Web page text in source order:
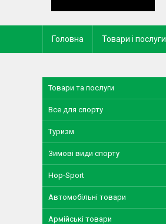
Головна Товари і послуги
Товари та послуги
Все для спорту
Туризм
Зимові види спорту
Hop-Sport
Автомобільні товари
Армійські товари